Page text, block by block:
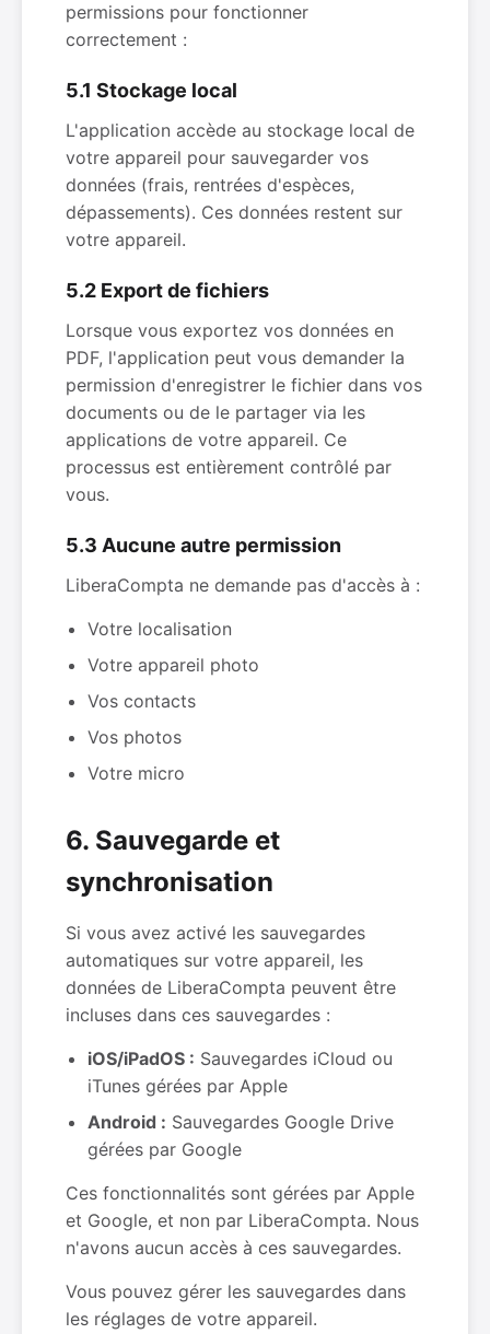
permissions pour fonctionner
correctement :
5.1 Stockage local
L'application accède au stockage local de
votre appareil pour sauvegarder vos
données (frais, rentrées d'espèces,
dépassements). Ces données restent sur
votre appareil.
5.2 Export de fichiers
Lorsque vous exportez vos données en
PDF, l'application peut vous demander la
permission d'enregistrer le fichier dans vos
documents ou de le partager via les
applications de votre appareil. Ce
processus est entièrement contrôlé par
vous.
5.3 Aucune autre permission
LiberaCompta ne demande pas d'accès à :
Votre localisation
Votre appareil photo
Vos contacts
Vos photos
Votre micro
6. Sauvegarde et
synchronisation
Si vous avez activé les sauvegardes
automatiques sur votre appareil, les
données de LiberaCompta peuvent être
incluses dans ces sauvegardes :
iOS/iPadOS : Sauvegardes iCloud ou
iTunes gérées par Apple
Android : Sauvegardes Google Drive
gérées par Google
Ces fonctionnalités sont gérées par Apple
et Google, et non par LiberaCompta. Nous
n'avons aucun accès à ces sauvegardes.
Vous pouvez gérer les sauvegardes dans
les réglages de votre appareil.